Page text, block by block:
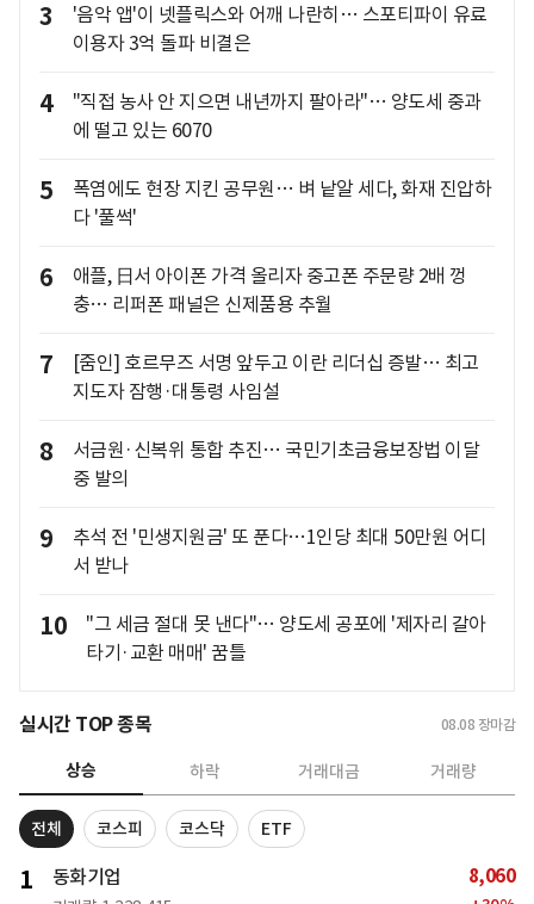
3
'음악 앱'이 넷플릭스와 어깨 나란히… 스포티파이 유료
이용자 3억 돌파 비결은
4
"직접 농사 안 지으면 내년까지 팔아라"… 양도세 중과
에 떨고 있는 6070
5
폭염에도 현장 지킨 공무원… 벼 낱알 세다, 화재 진압하
다 '풀썩'
6
애플, 日서 아이폰 가격 올리자 중고폰 주문량 2배 껑
충… 리퍼폰 패널은 신제품용 추월
7
[줌인] 호르무즈 서명 앞두고 이란 리더십 증발… 최고
지도자 잠행·대통령 사임설
8
서금원·신복위 통합 추진… 국민기초금융보장법 이달
중 발의
9
추석 전 '민생지원금' 또 푼다…1인당 최대 50만원 어디
서 받나
10
"그 세금 절대 못 낸다"… 양도세 공포에 '제자리 갈아
타기·교환 매매' 꿈틀
실시간 TOP 종목 08.08 장마감
상승 하락 거래대금 거래량
전체 코스피 코스닥 ETF
1 동화기업 8,060